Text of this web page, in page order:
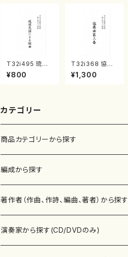
T32i495 琉球
民謡による組曲
（尺八/牧野由多
¥800
T32i368 協奏
曲第三番（尺八/
唯是震一/楽譜）
¥1,300
カテゴリー
商品カテゴリーから探す
楽譜
書籍
書籍
CD・DVD
編成から探す
邦楽器
箏・琴（ソロ）
合唱
著作者（作曲、作詩、編曲、著者）から探す
あ行
演奏家から探す(CD/DVDのみ)